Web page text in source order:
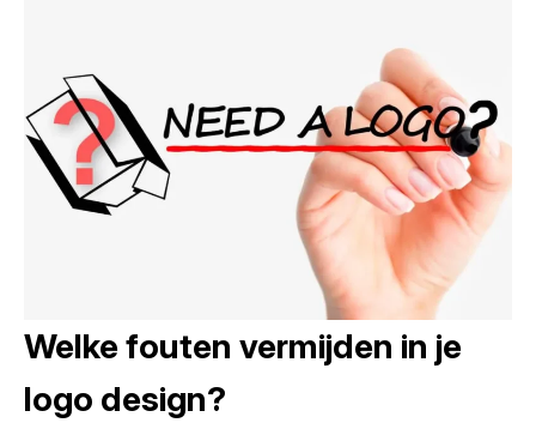
Welke fouten vermijden in je
logo design?